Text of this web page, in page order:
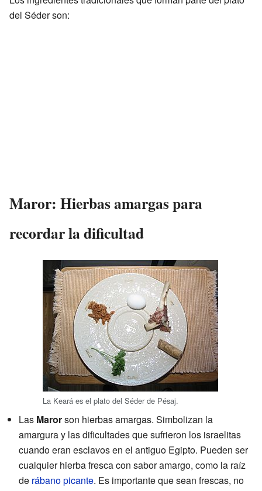
del Séder son:
Maror: Hierbas amargas para
recordar la dificultad
La Keará es el plato del Séder de Pésaj.
Las Marorson hierbas amargas. Simbolizan la
amargura y las dificultades que sufrieron los israelitas
cuando eran esclavos en el antiguo Egipto. Pueden ser
cualquier hierba fresca con sabor amargo, como la raíz
de rábano picante. Es importante que sean frescas, no